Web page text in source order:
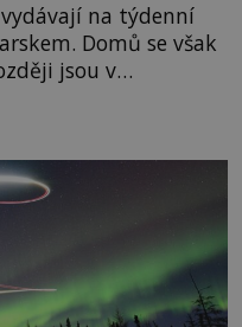
na týdenní
Domů se však
nalezeny jejich
se jen obtížně slučují
nebo někdo, koho